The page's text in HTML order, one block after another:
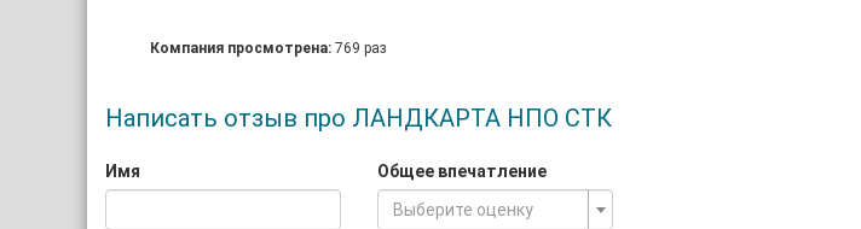
Компания просмотрена: 769 раз
Написать отзыв про ЛАНДКАРТА НПО СТК
Имя
Общее впечатление
Выберите оценку